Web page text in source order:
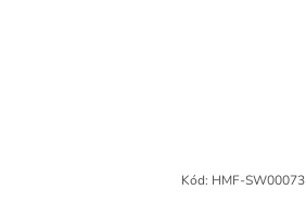
Kód: HMF-SW00073